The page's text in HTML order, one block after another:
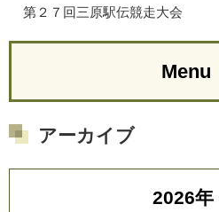
第２７回三原駅伝競走大会
Menu
アーカイブ
2026年